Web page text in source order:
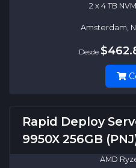
2 x 4 TB
Amsterdam,
Desde
Rapid Deploy
9950X 256GB
AMD